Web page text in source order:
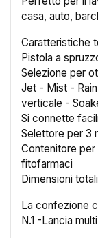
casa, auto,
Caratteristiche
Pistola a
Selezione per
Jet - Mist -
verticale -
Si connette
Selettore per 3
Contenitore
fitofarmaci
Dimensioni
La confezione
N.1 -Lancia
Crea lista
Nome lista